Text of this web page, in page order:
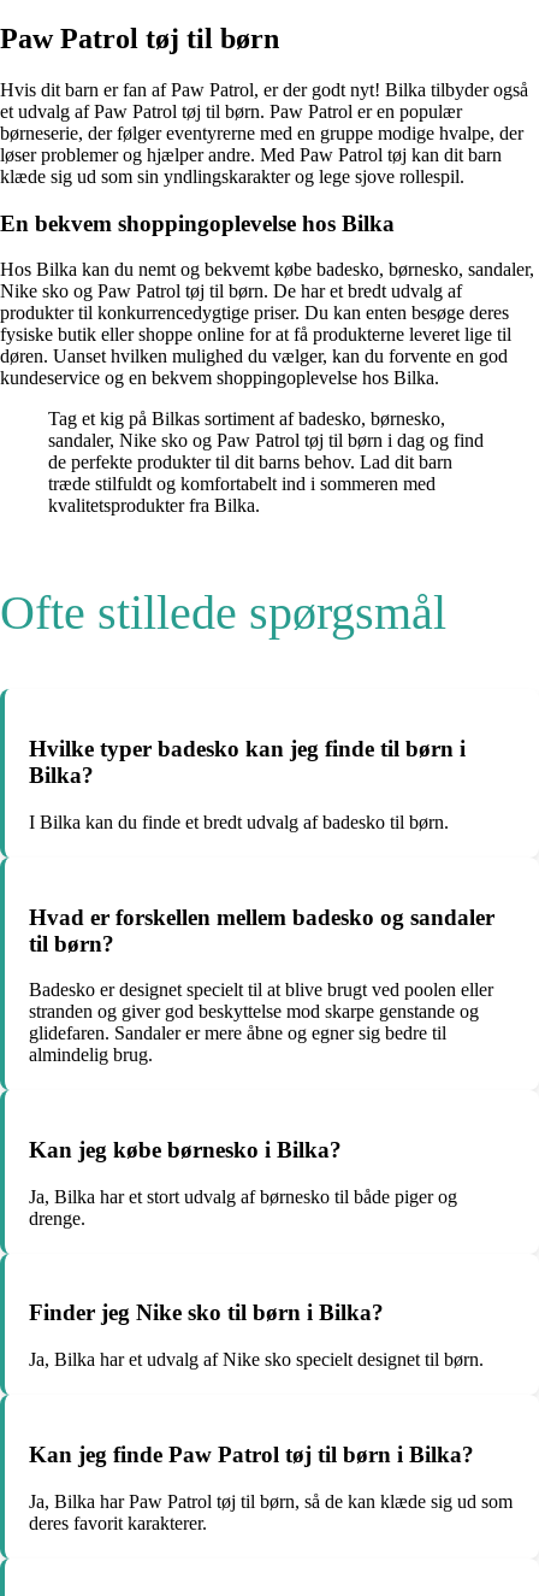
Paw Patrol tøj til børn
Hvis dit barn er fan af Paw Patrol, er der godt nyt! Bilka tilbyder også
et udvalg af Paw Patrol tøj til børn. Paw Patrol er en populær
børneserie, der følger eventyrerne med en gruppe modige hvalpe, der
løser problemer og hjælper andre. Med Paw Patrol tøj kan dit barn
klæde sig ud som sin yndlingskarakter og lege sjove rollespil.
En bekvem shoppingoplevelse hos Bilka
Hos Bilka kan du nemt og bekvemt købe badesko, børnesko, sandaler,
Nike sko og Paw Patrol tøj til børn. De har et bredt udvalg af
produkter til konkurrencedygtige priser. Du kan enten besøge deres
fysiske butik eller shoppe online for at få produkterne leveret lige til
døren. Uanset hvilken mulighed du vælger, kan du forvente en god
kundeservice og en bekvem shoppingoplevelse hos Bilka.
Tag et kig på Bilkas sortiment af badesko, børnesko,
sandaler, Nike sko og Paw Patrol tøj til børn i dag og find
de perfekte produkter til dit barns behov. Lad dit barn
træde stilfuldt og komfortabelt ind i sommeren med
kvalitetsprodukter fra Bilka.
Ofte stillede spørgsmål
Hvilke typer badesko kan jeg finde til børn i
Bilka?
I Bilka kan du finde et bredt udvalg af badesko til børn.
Hvad er forskellen mellem badesko og sandaler
til børn?
Badesko er designet specielt til at blive brugt ved poolen eller
stranden og giver god beskyttelse mod skarpe genstande og
glidefaren. Sandaler er mere åbne og egner sig bedre til
almindelig brug.
Kan jeg købe børnesko i Bilka?
Ja, Bilka har et stort udvalg af børnesko til både piger og
drenge.
Finder jeg Nike sko til børn i Bilka?
Ja, Bilka har et udvalg af Nike sko specielt designet til børn.
Kan jeg finde Paw Patrol tøj til børn i Bilka?
Ja, Bilka har Paw Patrol tøj til børn, så de kan klæde sig ud som
deres favorit karakterer.